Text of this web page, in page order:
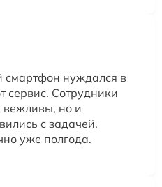
смартфон нуждался в
сервис. Сотрудники
вежливы, но и
с задачей.
уже полгода.